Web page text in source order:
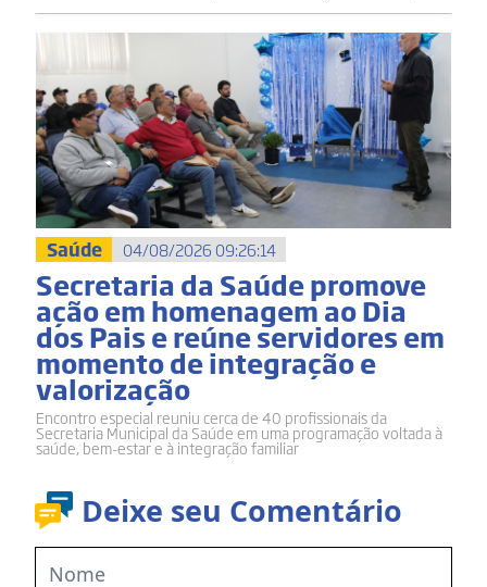
Deixe seu Comentário
Saúde 04/08/2026 09:26:14
Secretaria da Saúde promove
ação em homenagem ao Dia
dos Pais e reúne servidores em
momento de integração e
valorização
Encontro especial reuniu cerca de 40 profissionais da
Secretaria Municipal da Saúde em uma programação voltada à
saúde, bem-estar e à integração familiar